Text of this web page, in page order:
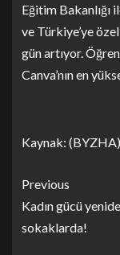
Eğitim
ve Türkiye’ye
gün artıyor.
Canva’nın en
Kaynak:
Previous
Kadın gücü
sokaklarda!